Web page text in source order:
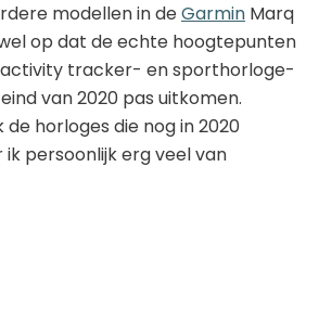
modellen in deGarmin Marq
op dat de echte hoogtepunten
tracker- en sporthorloge-
van 2020 pas uitkomen.
de horloges die nog in 2020
persoonlijk erg veel van